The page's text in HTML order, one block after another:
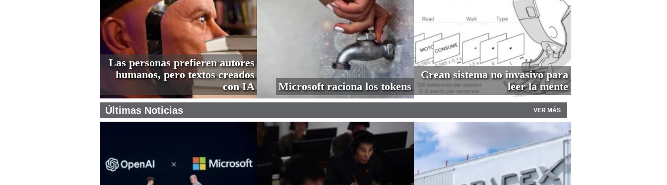
Las personas prefieren autores
humanos, pero textos creados
con IA
Microsoft raciona los tokens
Crean sistema no invasivo para
leer la mente
Últimas Noticias VER MÁS